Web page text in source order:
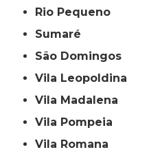
Rio Pequeno
Sumaré
São Domingos
Vila Leopoldina
Vila Madalena
Vila Pompeia
Vila Romana